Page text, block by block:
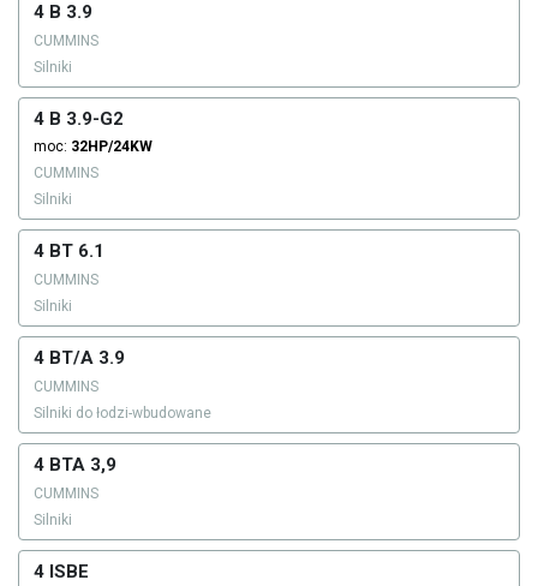
4 B 3.9
CUMMINS
Silniki
4 B 3.9-G2
moc: 32HP/24KW
CUMMINS
Silniki
4 BT 6.1
CUMMINS
Silniki
4 BT/A 3.9
CUMMINS
Silniki do łodzi-wbudowane
4 BTA 3,9
CUMMINS
Silniki
4 ISBE